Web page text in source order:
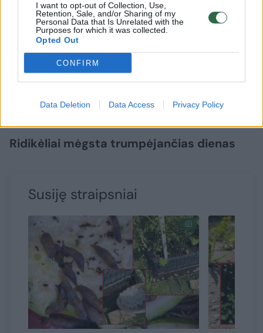
I want to opt-out of Collection, Use,
Retention, Sale, and/or Sharing of my
Personal Data that Is Unrelated with the
Purposes for which it was collected.
Opted Out
CONFIRM
Data Deletion Data Access Privacy Policy
tinkamas, greitai subręstančias veisles.
Sėjant rugpjūtį reikia atsižvelgti ne tik į likusį
šiltojo sezono laiką. Dirva gali būti išsausėjusi
ir įkaitusi, todėl sėkloms būtina užtikrinti
nuolatinę drėgmę.
Ridikėliai mėgsta trumpėjančias dienas
Susiję straipsniai